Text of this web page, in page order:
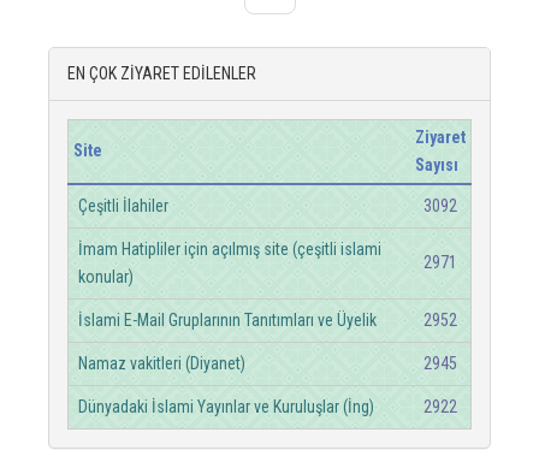
EN ÇOK ZİYARET EDİLENLER
Site
Ziyaret
Sayısı
Çeşitli İlahiler 3092
İmam Hatipliler için açılmış site (çeşitli islami
konular)
2971
İslami E-Mail Gruplarının Tanıtımları ve Üyelik 2952
Namaz vakitleri (Diyanet) 2945
Dünyadaki İslami Yayınlar ve Kuruluşlar (İng) 2922